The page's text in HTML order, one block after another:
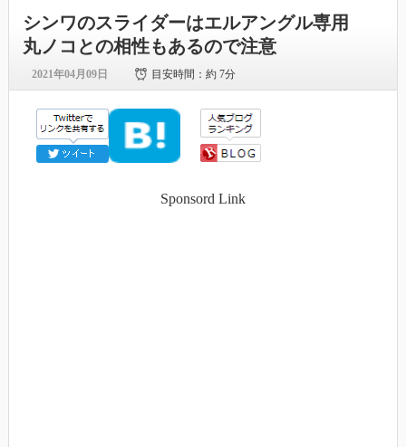
シンワのスライダーはエルアングル専用
丸ノコとの相性もあるので注意
2021年04月09日 目安時間：約 7分
Sponsord Link